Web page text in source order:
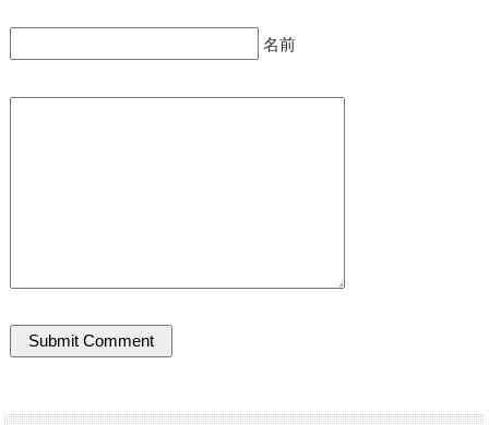
名前